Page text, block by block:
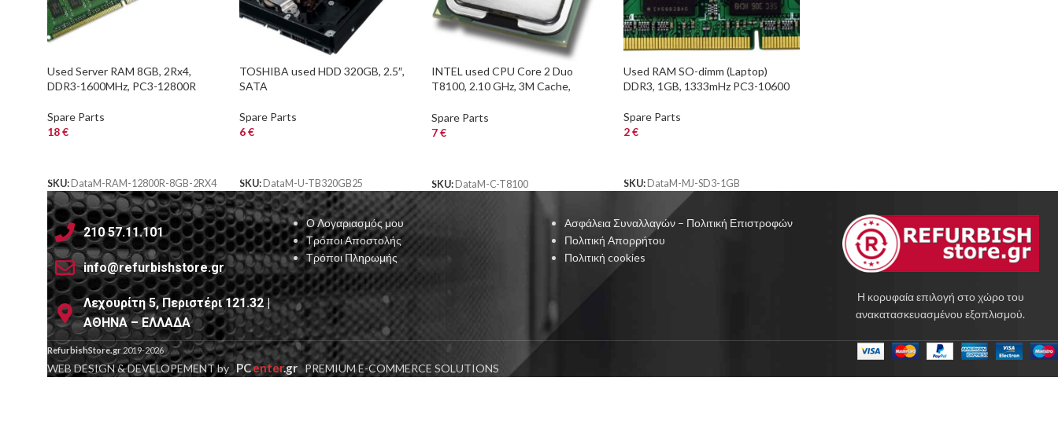
Used Server RAM 8GB, 2Rx4,
DDR3-1600MHz, PC3-12800R
Spare Parts
18€
SKU: DataM-RAM-12800R-8GB-2RX4
TOSHIBA used HDD 320GB, 2.5″,
SATA
Spare Parts
6€
SKU: DataM-U-TB320GB25
INTEL used CPU Core 2 Duo
T8100, 2.10 GHz, 3M Cache,
Spare Parts
7€
SKU: DataM-C-T8100
Used RAM SO-dimm (Laptop)
DDR3, 1GB, 1333mHz PC3-10600
Spare Parts
2€
SKU: DataM-MJ-SD3-1GB
210 57.11.101
info@refurbishstore.gr
Λεχουρίτη 5, Περιστέρι 121.32 |
ΑΘΗΝΑ – ΕΛΛΑΔΑ
Ο Λογαριασμός μου
Τρόποι Αποστολής
Τρόποι Πληρωμής
Ασφάλεια Συναλλαγών – Πολιτική Επιστροφών
Πολιτική Απορρήτου
Πολιτική cookies
Η κορυφαία επιλογή στο χώρο του
ανακατασκευασμένου εξοπλισμού.
RefurbishStore.gr 2019-2026
WEB DESIGN & DEVELOPEMENT by PCenter.gr PREMIUM E-COMMERCE SOLUTIONS